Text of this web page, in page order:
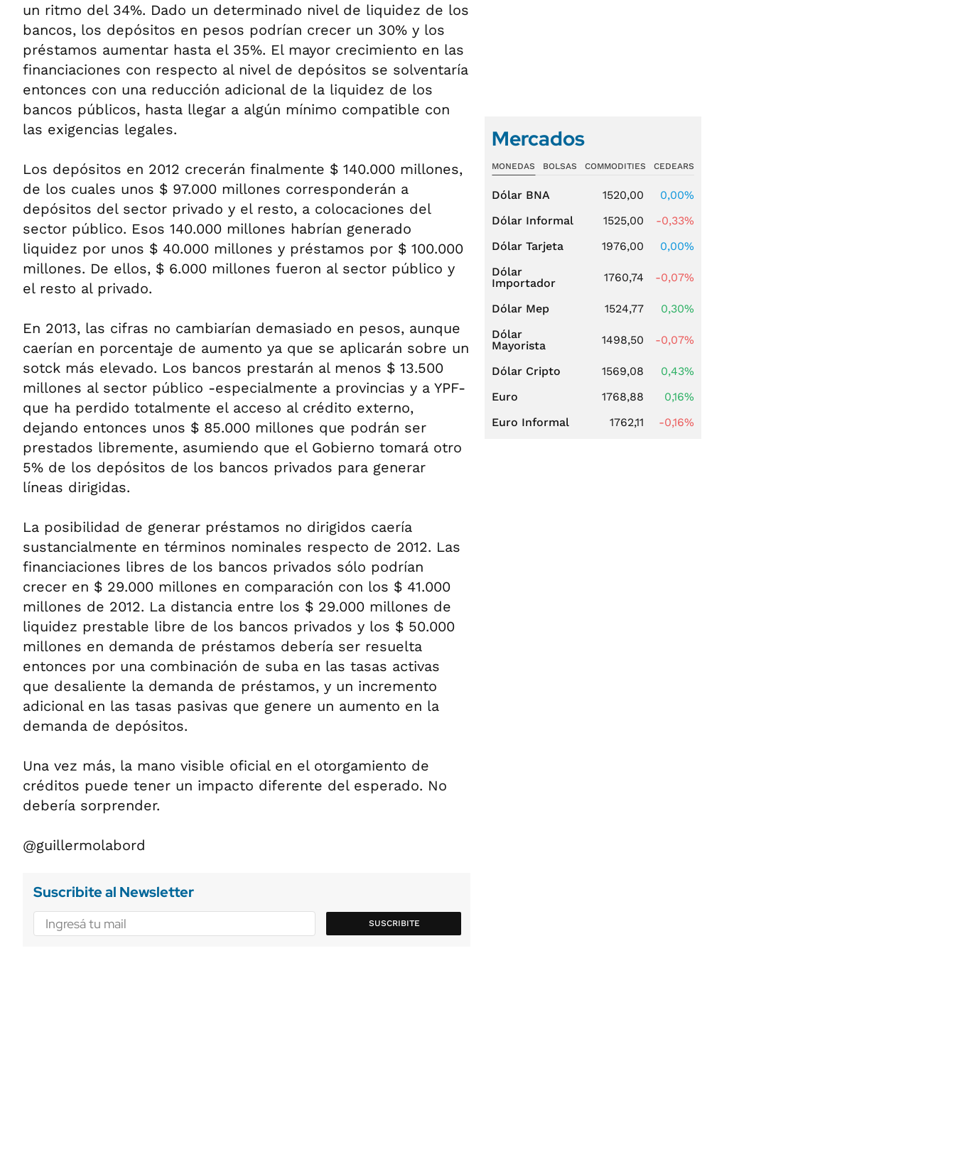
un ritmo del 34%. Dado un determinado nivel de liquidez de los
bancos, los depósitos en pesos podrían crecer un 30% y los
préstamos aumentar hasta el 35%. El mayor crecimiento en las
financiaciones con respecto al nivel de depósitos se solventaría
entonces con una reducción adicional de la liquidez de los
bancos públicos, hasta llegar a algún mínimo compatible con
las exigencias legales.
Los depósitos en 2012 crecerán finalmente $ 140.000 millones,
de los cuales unos $ 97.000 millones corresponderán a
depósitos del sector privado y el resto, a colocaciones del
sector público. Esos 140.000 millones habrían generado
liquidez por unos $ 40.000 millones y préstamos por $ 100.000
millones. De ellos, $ 6.000 millones fueron al sector público y
el resto al privado.
En 2013, las cifras no cambiarían demasiado en pesos, aunque
caerían en porcentaje de aumento ya que se aplicarán sobre un
sotck más elevado. Los bancos prestarán al menos $ 13.500
millones al sector público -especialmente a provincias y a YPF-
que ha perdido totalmente el acceso al crédito externo,
dejando entonces unos $ 85.000 millones que podrán ser
prestados libremente, asumiendo que el Gobierno tomará otro
5% de los depósitos de los bancos privados para generar
líneas dirigidas.
La posibilidad de generar préstamos no dirigidos caería
sustancialmente en términos nominales respecto de 2012. Las
financiaciones libres de los bancos privados sólo podrían
crecer en $ 29.000 millones en comparación con los $ 41.000
millones de 2012. La distancia entre los $ 29.000 millones de
liquidez prestable libre de los bancos privados y los $ 50.000
millones en demanda de préstamos debería ser resuelta
entonces por una combinación de suba en las tasas activas
que desaliente la demanda de préstamos, y un incremento
adicional en las tasas pasivas que genere un aumento en la
demanda de depósitos.
Una vez más, la mano visible oficial en el otorgamiento de
créditos puede tener un impacto diferente del esperado. No
debería sorprender.
@guillermolabord
Suscribite al Newsletter
SUSCRIBITE
Mercados
MONEDAS BOLSAS COMMODITIES CEDEARS
Dólar BNA 1520,00
0,00%
Dólar Informal
1525,00
-0,33%
Dólar Tarjeta
1976,00
0,00%
Dólar
Importador
1760,74 -0,07%
Dólar Mep 1524,77
0,30%
Dólar
Mayorista
1498,50 -0,07%
Dólar Cripto 1569,08
0,43%
Euro
1768,88
0,16%
Euro Informal
1762,11 -0,16%